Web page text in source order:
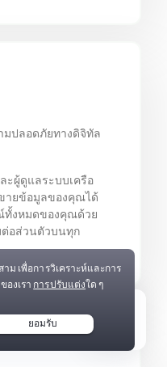
มปลอดภัยทางดิจิทัล
ะผู้ดูแลระบบเครือ
ายข้อมูลของคุณได้
ทั้งหมดของคุณด้วย
ต่อส่วนตัวบนทุก